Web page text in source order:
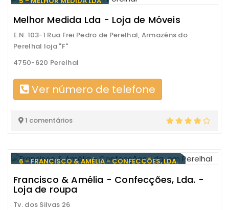
Melhor Medida Lda - Loja de Móveis
E.N. 103-1 Rua Frei Pedro de Perelhal, Armazéns do
Perelhal loja "F"
4750-620 Perelhal
Ver número de telefone
1 comentários
6 - FRANCISCO & AMÉLIA - CONFECÇÕES, LDA.
Francisco & Amélia - Confecções, Lda. -
Loja de roupa
Tv. dos Silvas 26